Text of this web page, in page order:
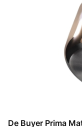
De Buyer Prima